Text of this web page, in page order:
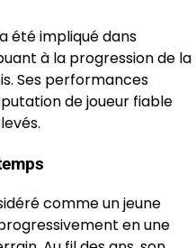
été impliqué dans
à la progression de la
Ses performances
de joueur fiable
comme un jeune
en une